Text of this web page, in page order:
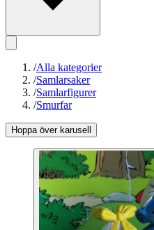
/Alla kategorier
/Samlarsaker
/Samlarfigurer
/Smurfar
Hoppa över karusell